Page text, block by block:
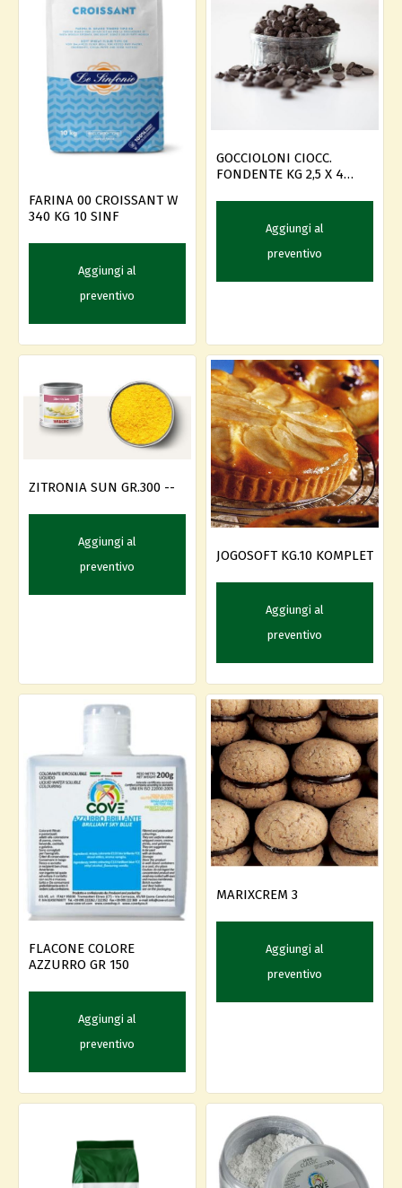
FARINA 00 CROISSANT W
340 KG 10 SINF
Aggiungi al
preventivo
GOCCIOLONI CIOCC.
FONDENTE KG 2,5 X 4
Aggiungi al
preventivo
ZITRONIA SUN GR.300 --
Aggiungi al
preventivo
JOGOSOFT KG.10 KOMPLET
Aggiungi al
preventivo
FLACONE COLORE
AZZURRO GR 150
Aggiungi al
preventivo
MARIXCREM 3
Aggiungi al
preventivo